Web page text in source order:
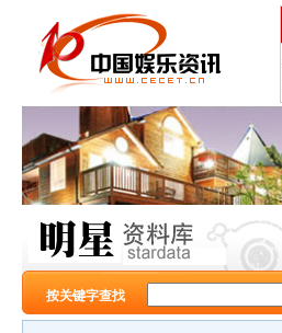
按关键字查找